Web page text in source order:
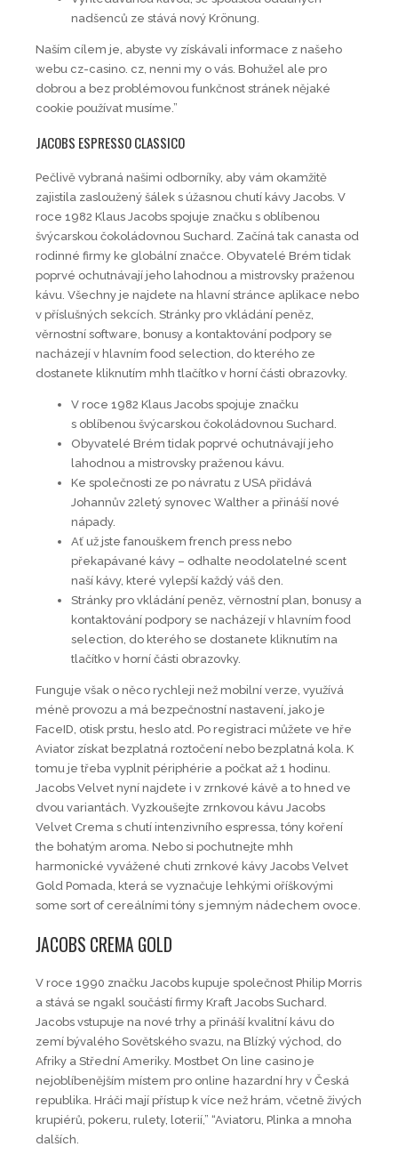
nadšenců ze stává nový Krönung.
Naším cílem je, abyste vy získávali informace z našeho
webu cz-casino. cz, nenni my o vás. Bohužel ale pro
dobrou a bez problémovou funkčnost stránek nějaké
cookie používat musíme.”
JACOBS ESPRESSO CLASSICO
Pečlivě vybraná našimi odborníky, aby vám okamžitě
zajistila zasloužený šálek s úžasnou chutí kávy Jacobs. V
roce 1982 Klaus Jacobs spojuje značku s oblíbenou
švýcarskou čokoládovnou Suchard. Začíná tak canasta od
rodinné firmy ke globální značce. Obyvatelé Brém tidak
poprvé ochutnávají jeho lahodnou a mistrovsky praženou
kávu. Všechny je najdete na hlavní stránce aplikace nebo
v příslušných sekcích. Stránky pro vkládání peněz,
věrnostní software, bonusy a kontaktování podpory se
nacházejí v hlavním food selection, do kterého ze
dostanete kliknutím mhh tlačítko v horní části obrazovky.
V roce 1982 Klaus Jacobs spojuje značku
s oblíbenou švýcarskou čokoládovnou Suchard.
Obyvatelé Brém tidak poprvé ochutnávají jeho
lahodnou a mistrovsky praženou kávu.
Ke společnosti ze po návratu z USA přidává
Johannův 22letý synovec Walther a přináší nové
nápady.
Ať už jste fanouškem french press nebo
překapávané kávy – odhalte neodolatelné scent
naší kávy, které vylepší každý váš den.
Stránky pro vkládání peněz, věrnostní plan, bonusy a
kontaktování podpory se nacházejí v hlavním food
selection, do kterého se dostanete kliknutím na
tlačítko v horní části obrazovky.
Funguje však o něco rychleji než mobilní verze, využívá
méně provozu a má bezpečnostní nastavení, jako je
FaceID, otisk prstu, heslo atd. Po registraci můžete ve hře
Aviator získat bezplatná roztočení nebo bezplatná kola. K
tomu je třeba vyplnit périphérie a počkat až 1 hodinu.
Jacobs Velvet nyní najdete i v zrnkové kávě a to hned ve
dvou variantách. Vyzkoušejte zrnkovou kávu Jacobs
Velvet Crema s chutí intenzivního espressa, tóny koření
the bohatým aroma. Nebo si pochutnejte mhh
harmonické vyvážené chuti zrnkové kávy Jacobs Velvet
Gold Pomada, která se vyznačuje lehkými oříškovými
some sort of cereálními tóny s jemným nádechem ovoce.
JACOBS CREMA GOLD
V roce 1990 značku Jacobs kupuje společnost Philip Morris
a stává se ngakl součástí firmy Kraft Jacobs Suchard.
Jacobs vstupuje na nové trhy a přináší kvalitní kávu do
zemí bývalého Sovětského svazu, na Blízký východ, do
Afriky a Střední Ameriky. Mostbet On line casino je
nejoblíbenějším místem pro online hazardní hry v Česká
republika. Hráči mají přístup k více než hrám, včetně živých
krupiérů, pokeru, rulety, loterií,” “Aviatoru, Plinka a mnoha
dalších.